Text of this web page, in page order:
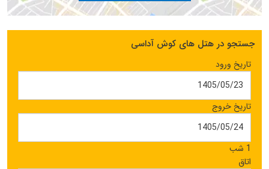
جستجو در هتل های کوش آداسی
تاریخ ورود
تاریخ خروج
1 شب
اتاق